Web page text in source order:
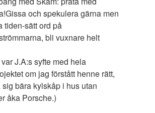
och spekulera gärna men
tiden-sätt ord på
bli vuxnare helt
J.A:s syfte med hela
om jag förstått henne rätt,
sig bära kylskåp i hus utan
åka Porsche.)